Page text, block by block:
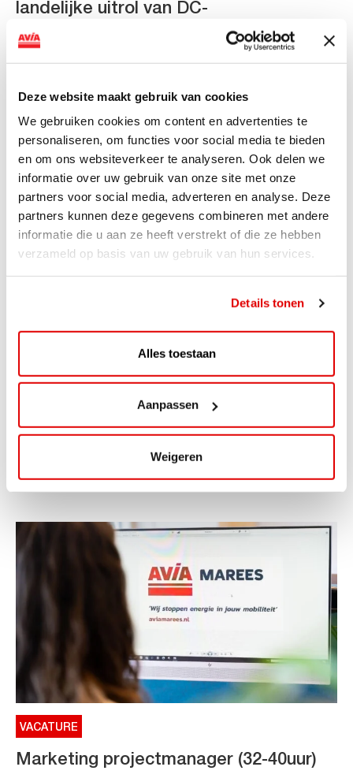
Deze website maakt gebruik van cookies
We gebruiken cookies om content en advertenties te
personaliseren, om functies voor social media te bieden
en om ons websiteverkeer te analyseren. Ook delen we
informatie over uw gebruik van onze site met onze
partners voor social media, adverteren en analyse. Deze
partners kunnen deze gegevens combineren met andere
informatie die u aan ze heeft verstrekt of die ze hebben
verzameld op basis van uw gebruik van hun services.
Details tonen
Alles toestaan
Aanpassen
Weigeren
landelijke uitrol van DC-
snellaadinfrastructuur
AVIA VOLT en Fletcher Hotels starten landelijke uitrol
Lees verder
ViaAVIA Super Deal: 20% korting bij
ViaLuxury Hotels
ViaAVIA Super Deal: €25 korting bij ViaLuxury Hotels
Toe aan een ontspannen nachtje...
Lees verder
VACATURE
Marketing projectmanager (32-40uur)